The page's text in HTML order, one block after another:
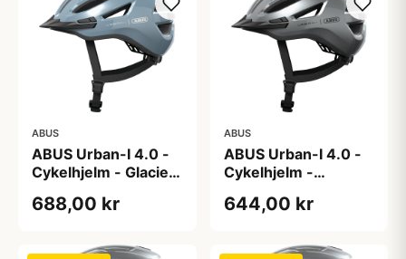
ABUS
ABUS Urban-I 4.0 -
Cykelhjelm - Glacier
688,00 kr
ABUS
ABUS Urban-I 4.0 -
Cykelhjelm -
644,00 kr